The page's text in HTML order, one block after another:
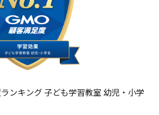
ンキング 子ども学習教室 幼児・小学